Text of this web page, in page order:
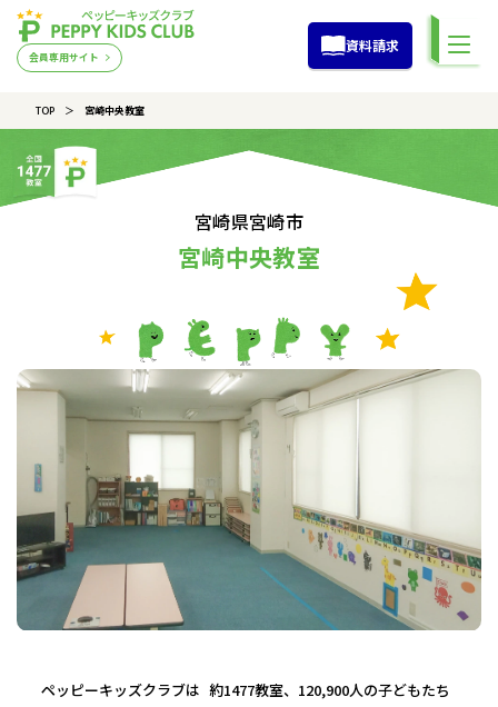
会員専用サイト
資料請求
TOP 宮崎中央教室
宮崎県宮崎市
宮崎中央教室
ペッピーキッズクラブは 約1477教室、120,900人の子どもたち